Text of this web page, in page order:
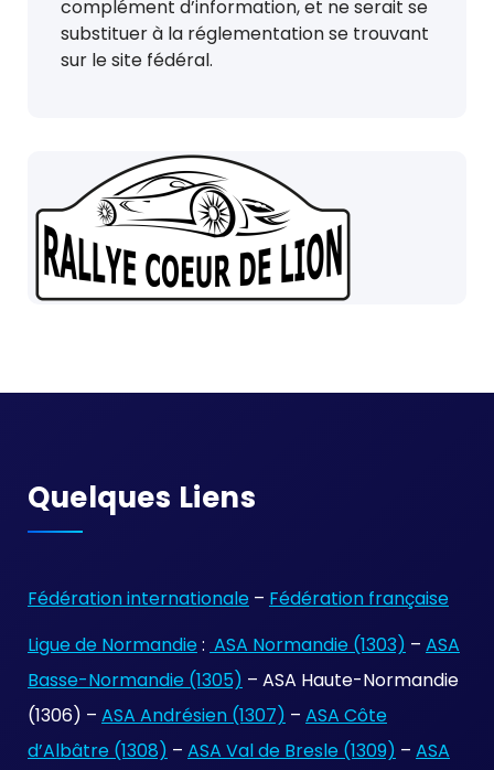
complément d’information, et ne serait se
substituer à la réglementation se trouvant
sur le site fédéral.
Quelques Liens
Fédération internationale – Fédération française
Ligue de Normandie : ASA Normandie (1303) – ASA
Basse-Normandie (1305) – ASA Haute-Normandie
(1306) – ASA Andrésien (1307) – ASA Côte
d’Albâtre (1308) – ASA Val de Bresle (1309) – ASA